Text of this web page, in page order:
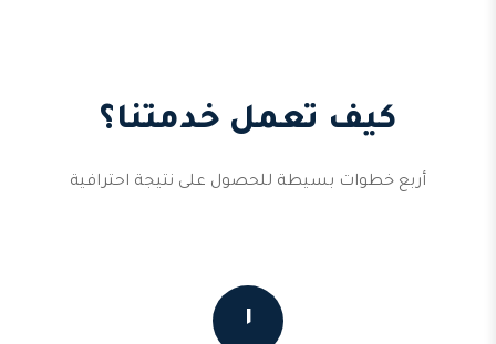
كيف تعمل خدمتنا؟
أربع خطوات بسيطة للحصول على نتيجة احترافية
١